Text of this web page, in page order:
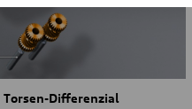
Torsen-Differenzial